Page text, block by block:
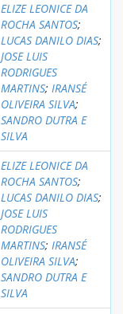
ELIZE LEONICE DA
ROCHA SANTOS;
LUCAS DANILO DIAS;
JOSE LUIS
RODRIGUES
MARTINS; IRANSÉ
OLIVEIRA SILVA;
SANDRO DUTRA E
SILVA
ELIZE LEONICE DA
ROCHA SANTOS;
LUCAS DANILO DIAS;
JOSE LUIS
RODRIGUES
MARTINS; IRANSÉ
OLIVEIRA SILVA;
SANDRO DUTRA E
SILVA